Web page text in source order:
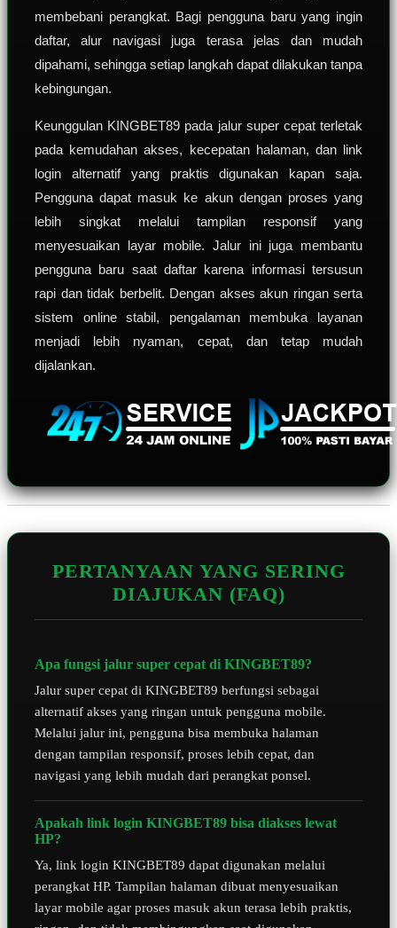
membebani perangkat. Bagi pengguna baru yang ingin
daftar, alur navigasi juga terasa jelas dan mudah
dipahami, sehingga setiap langkah dapat dilakukan tanpa
kebingungan.
Keunggulan KINGBET89 pada jalur super cepat terletak
pada kemudahan akses, kecepatan halaman, dan link
login alternatif yang praktis digunakan kapan saja.
Pengguna dapat masuk ke akun dengan proses yang
lebih singkat melalui tampilan responsif yang
menyesuaikan layar mobile. Jalur ini juga membantu
pengguna baru saat daftar karena informasi tersusun
rapi dan tidak berbelit. Dengan akses akun ringan serta
sistem online stabil, pengalaman membuka layanan
menjadi lebih nyaman, cepat, dan tetap mudah
dijalankan.
PERTANYAAN YANG SERING
DIAJUKAN (FAQ)
Apa fungsi jalur super cepat di KINGBET89?
Jalur super cepat di KINGBET89 berfungsi sebagai
alternatif akses yang ringan untuk pengguna mobile.
Melalui jalur ini, pengguna bisa membuka halaman
dengan tampilan responsif, proses lebih cepat, dan
navigasi yang lebih mudah dari perangkat ponsel.
Apakah link login KINGBET89 bisa diakses lewat
HP?
Ya, link login KINGBET89 dapat digunakan melalui
perangkat HP. Tampilan halaman dibuat menyesuaikan
layar mobile agar proses masuk akun terasa lebih praktis,